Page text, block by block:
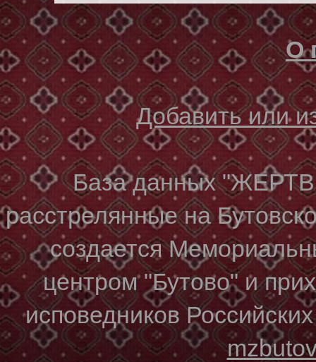
О
Добавить или
База данных
расстрелянные на
создается
центром "Бутово" и
исповедников